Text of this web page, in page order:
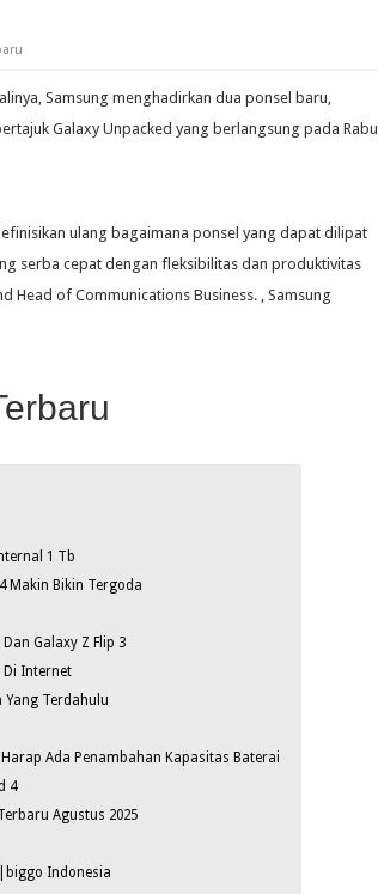
Samsung menghadirkan dua ponsel baru,
Galaxy Unpacked yang berlangsung pada Rabu
ulang bagaimana ponsel yang dapat dilipat
serba cepat dengan fleksibilitas dan produktivitas
Head of Communications Business. , Samsung
1 Tb
Makin Bikin Tergoda
Galaxy Z Flip 3
Di Internet
Yang Terdahulu
Ada Penambahan Kapasitas Baterai
4
Agustus 2025
Indonesia